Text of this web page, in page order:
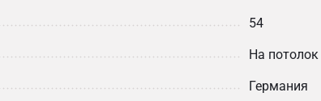
54
На потолок
Германия